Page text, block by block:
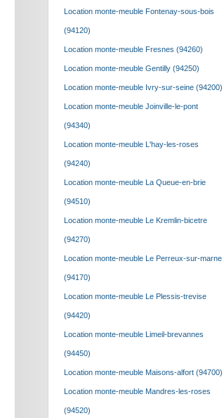
Location monte-meuble Fontenay-sous-bois
(94120)
Location monte-meuble Fresnes (94260)
Location monte-meuble Gentilly (94250)
Location monte-meuble Ivry-sur-seine (94200)
Location monte-meuble Joinville-le-pont
(94340)
Location monte-meuble L'hay-les-roses
(94240)
Location monte-meuble La Queue-en-brie
(94510)
Location monte-meuble Le Kremlin-bicetre
(94270)
Location monte-meuble Le Perreux-sur-marne
(94170)
Location monte-meuble Le Plessis-trevise
(94420)
Location monte-meuble Limeil-brevannes
(94450)
Location monte-meuble Maisons-alfort (94700)
Location monte-meuble Mandres-les-roses
(94520)